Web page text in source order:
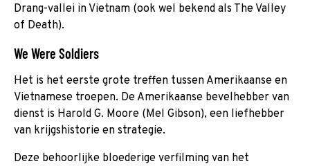
Drang-vallei in Vietnam (ook wel bekend als The Valley
of Death).
We Were Soldiers
Het is het eerste grote treffen tussen Amerikaanse en
Vietnamese troepen. De Amerikaanse bevelhebber van
dienst is Harold G. Moore (Mel Gibson), een liefhebber
van krijgshistorie en strategie.
Deze behoorlijke bloederige verfilming van het